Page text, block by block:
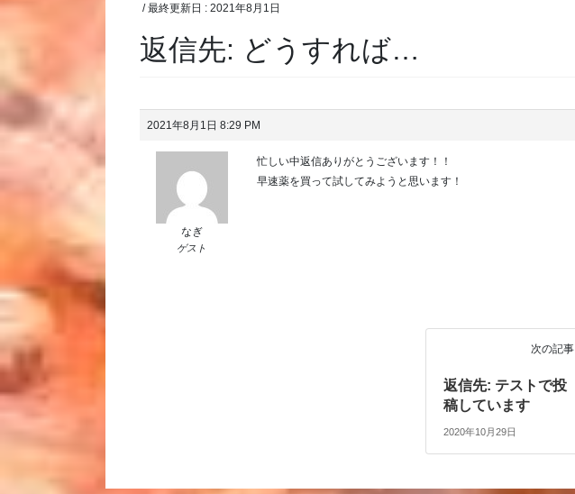
/ 最終更新日 :2021年8月1日
返信先: どうすれば…
2021年8月1日 8:29 PM
なぎ
ゲスト
忙しい中返信ありがとうございます！！
早速薬を買って試してみようと思います！
次の記事
返信先: テストで投
稿しています
2020年10月29日